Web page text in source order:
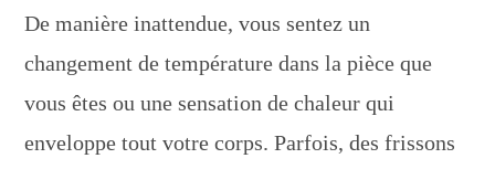
De manière inattendue, vous sentez un
changement de température dans la pièce que
vous êtes ou une sensation de chaleur qui
enveloppe tout votre corps. Parfois, des frissons